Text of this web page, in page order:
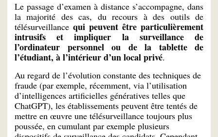
Le passage d’examen à distance s’accompagne, dans
la majorité des cas, du recours à des outils de
télésurveillance qui peuvent être particulièrement
intrusifs et impliquer la surveillance de
l’ordinateur personnel ou de la tablette de
l’étudiant, à l’intérieur d’un local privé.
Au regard de l’évolution constante des techniques de
fraude (par exemple, récemment, via l’utilisation
d’intelligences artificielles génératives telles que
ChatGPT), les établissements peuvent être tentés de
mettre en œuvre une télésurveillance toujours plus
poussée, en cumulant par exemple plusieurs